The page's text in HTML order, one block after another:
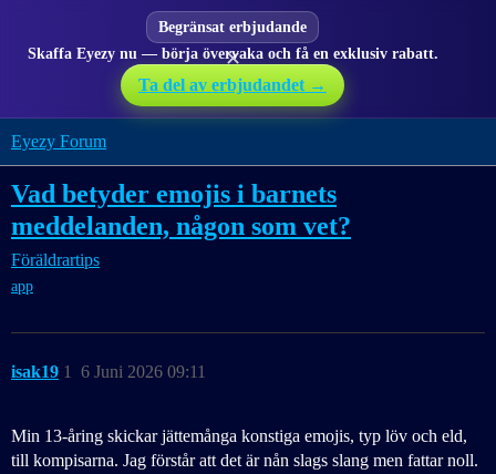
Begränsat erbjudande
Skaffa Eyezy nu — börja övervaka och få en exklusiv rabatt.
Ta del av erbjudandet →
✕
Eyezy Forum
Vad betyder emojis i barnets
meddelanden, någon som vet?
Föräldrartips
app
isak19 6 Juni 2026 09:11
1
Min 13-åring skickar jättemånga konstiga emojis, typ löv och eld,
till kompisarna. Jag förstår att det är nån slags slang men fattar noll.